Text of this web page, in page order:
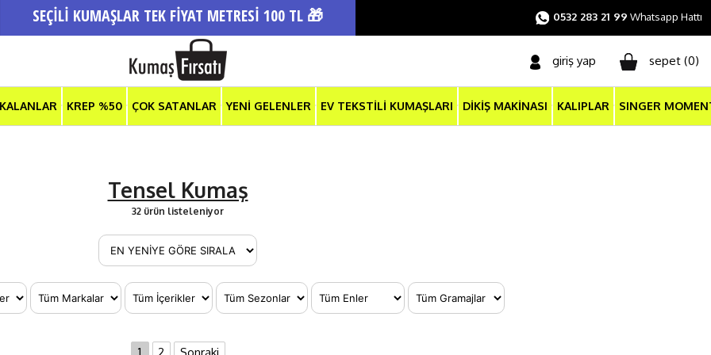
SEÇİLİ KUMAŞLAR TEK FİYAT METRESİ 100 TL 🎁 0532 283 21 99 Whatsapp Hattı
giriş yap sepet (0)
KREP %50 ÇOK SATANLAR YENİ GELENLER EV TEKSTİLİ KUMAŞLARI DİKİŞ MAKİNASI KALIPLAR SINGER
Tensel Kumaş
32 ürün listeleniyor